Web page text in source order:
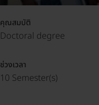
คุณสมบัติ
Doctoral degree
ช่วงเวลา
10 Semester(s)